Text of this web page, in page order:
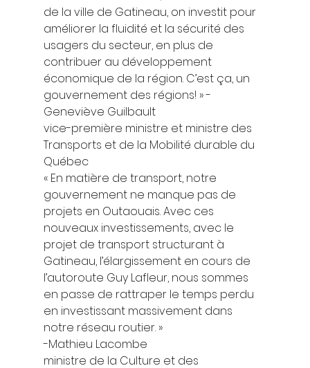
de la ville de Gatineau, on investit pour
améliorer la fluidité et la sécurité des
usagers du secteur, en plus de
contribuer au développement
économique de la région. C’est ça, un
gouvernement des régions! » -
Geneviève Guilbault
vice-première ministre et ministre des
Transports et de la Mobilité durable du
Québec
« En matière de transport, notre
gouvernement ne manque pas de
projets en Outaouais. Avec ces
nouveaux investissements, avec le
projet de transport structurant à
Gatineau, l’élargissement en cours de
l’autoroute Guy Lafleur, nous sommes
en passe de rattraper le temps perdu
en investissant massivement dans
notre réseau routier. »
-Mathieu Lacombe
ministre de la Culture et des